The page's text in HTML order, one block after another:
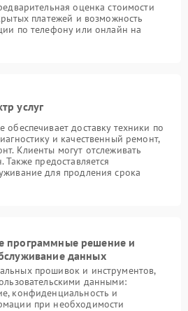
оценка стоимости
платежей и возможность
по телефону или онлайн на
услуг
доставку техники по
и качественный ремонт,
Клиенты могут отслеживать
Также предоставляется
для продления срока
программные решение и
данных
прошивок и инструментов,
данными:
конфиденциальность и
при необходимости